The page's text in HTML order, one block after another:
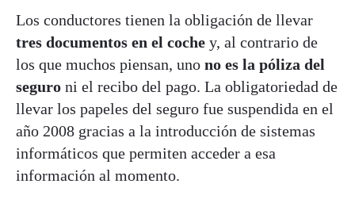
Los conductores tienen la obligación de llevar
tres documentos en el coche y, al contrario de
los que muchos piensan, uno no es la póliza del
seguro ni el recibo del pago. La obligatoriedad de
llevar los papeles del seguro fue suspendida en el
año 2008 gracias a la introducción de sistemas
informáticos que permiten acceder a esa
información al momento.